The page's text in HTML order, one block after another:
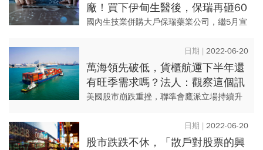
廠！買下伊甸生醫後，保瑞再砸60
億元收購安成藥，誰是最大贏家？
國內生技業併購大戶保瑞藥業公司，繼5月宣
暨製造服務）業務在台資產後，上周又宣布
斥資60億元收購安成...
2022-06-20
萬海領先破低，貨櫃航運下半年還
有旺季需求嗎？法人：觀察這個訊
號
美國股市崩跌重挫，聯準會鷹派立場持續升
2022-06-20
股市跌跌不休，「散戶對股票的興